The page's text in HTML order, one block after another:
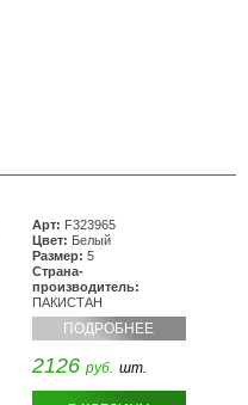
Арт: F323965
Цвет: Белый
Размер: 5
Страна-
производитель:
ПАКИСТАН
ПОДРОБНЕЕ
2126 руб. шт.